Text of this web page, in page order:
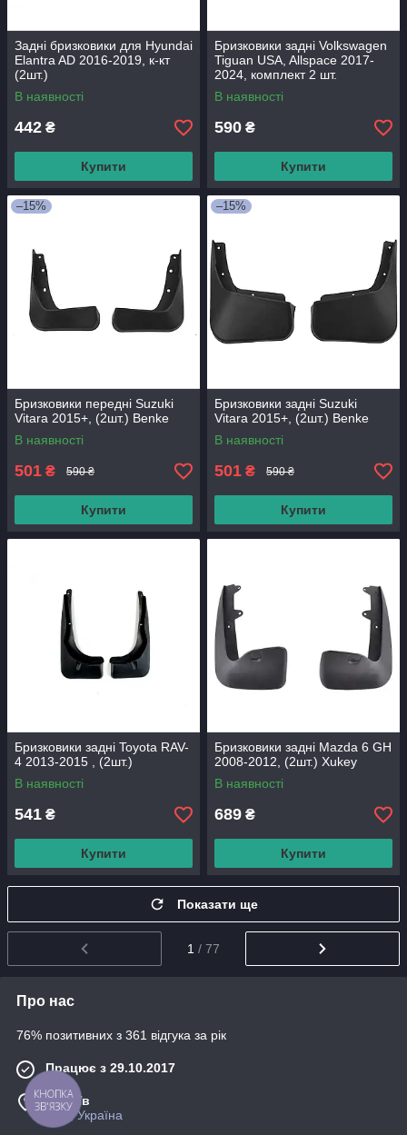
Задні бризковики для Hyundai
Elantra AD 2016-2019, к-кт
(2шт.)
В наявності
442 ₴
Купити
Бризковики задні Volkswagen
Tiguan USA, Allspace 2017-
2024, комплект 2 шт.
В наявності
590 ₴
Купити
–15%
Бризковики передні Suzuki
Vitara 2015+, (2шт.) Benke
В наявності
501 ₴ 590 ₴
Купити
–15%
Бризковики задні Suzuki
Vitara 2015+, (2шт.) Benke
В наявності
501 ₴ 590 ₴
Купити
Бризковики задні Toyota RAV-
4 2013-2015 , (2шт.)
В наявності
541 ₴
Купити
Бризковики задні Mazda 6 GH
2008-2012, (2шт.) Xukey
В наявності
689 ₴
Купити
Показати ще
1 / 77
Про нас
76% позитивних з 361 відгука за рік
Працює з 29.10.2017
м. Київ
Київ, Україна
КНОПКА
ЗВ'ЯЗКУ